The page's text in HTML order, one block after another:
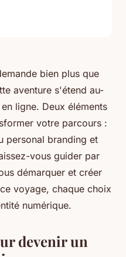
bien plus que
aventure s'étend au-
ligne. Deux éléments
votre parcours :
personal branding et
vous guider par
démarquer et créer
voyage, chaque choix
numérique.
devenir un